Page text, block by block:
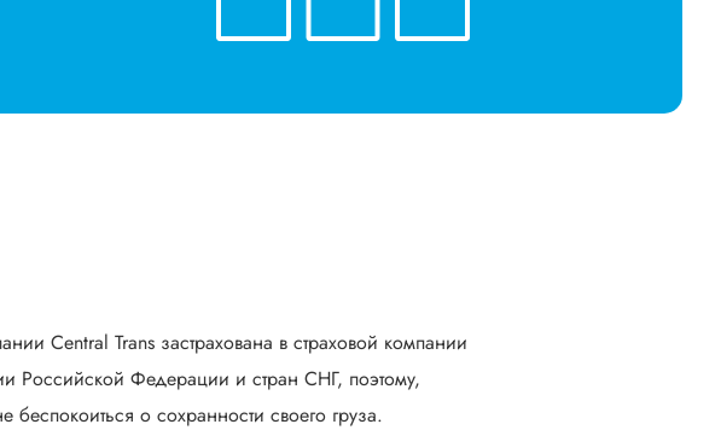
Central Trans застрахована в страховой компании
Российской Федерации и стран СНГ, поэтому,
о сохранности своего груза.